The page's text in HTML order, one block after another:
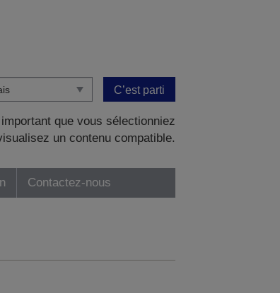
C’est parti
que vous sélectionniez
un contenu compatible.
Contactez-nous